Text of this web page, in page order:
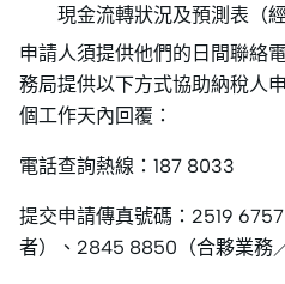
現金流轉狀況及預測表（
申請人須提供他們的日間聯絡
務局提供以下方式協助納稅人
個工作天內回覆：
電話查詢熱線：187 8033
提交申請傳真號碼：2519
者）、2845 8850（合夥業務